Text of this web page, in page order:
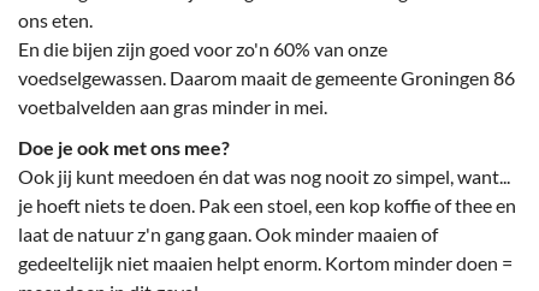
ons eten.
En die bijen zijn goed voor zo'n 60% van onze
voedselgewassen. Daarom maait de gemeente Groningen 86
voetbalvelden aan gras minder in mei.
Doe je ook met ons mee?
Ook jij kunt meedoen én dat was nog nooit zo simpel, want...
je hoeft niets te doen. Pak een stoel, een kop koffie of thee en
laat de natuur z'n gang gaan. Ook minder maaien of
gedeeltelijk niet maaien helpt enorm. Kortom minder doen =